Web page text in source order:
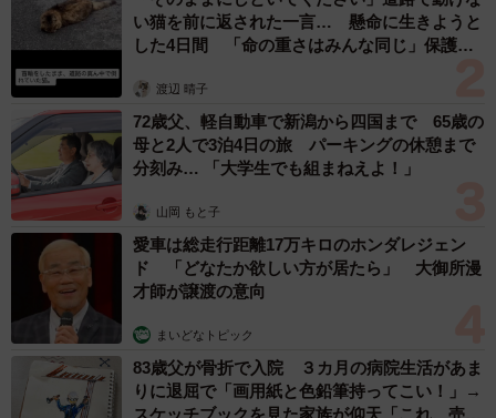
い猫を前に返された一言… 懸命に生きようと
した4日間 「命の重さはみんな同じ」保護団
渡辺 晴子
72歳父、軽自動車で新潟から四国まで 65歳の
母と2人で3泊4日の旅 パーキングの休憩まで
分刻み… 「大学生でも組まねえよ！」
山岡 もと子
愛車は総走行距離17万キロのホンダレジェン
ド 「どなたか欲しい方が居たら」 大御所漫
才師が譲渡の意向
まいどなトピック
83歳父が骨折で入院 ３カ月の病院生活があま
りに退屈で「画用紙と色鉛筆持ってこい！」→